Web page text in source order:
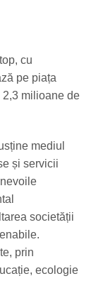
cu
pe piața
milioane de
mediul
și servicii
societății
prin
ecologie